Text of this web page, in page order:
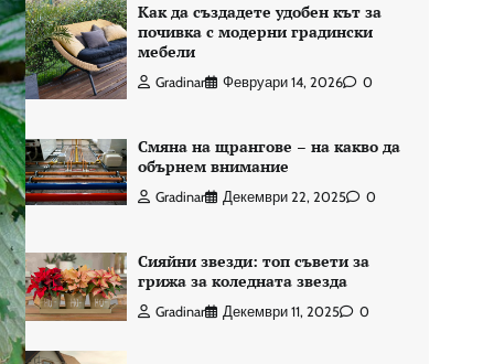
Как да създадете удобен кът за
почивка с модерни градински
мебели
Gradinar Февруари 14, 2026 0
Смяна на щрангове – на какво да
обърнем внимание
Gradinar Декември 22, 2025 0
Сияйни звезди: топ съвети за
грижа за коледната звезда
Gradinar Декември 11, 2025 0